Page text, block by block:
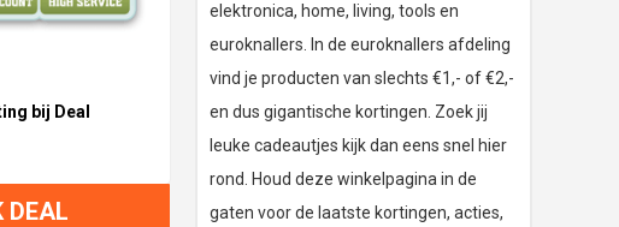
bij Deal
DEAL
elektronica, home, living, tools en
euroknallers. In de euroknallers afdeling
vind je producten van slechts €1,- of €2,-
en dus gigantische kortingen. Zoek jij
leuke cadeautjes kijk dan eens snel hier
rond. Houd deze winkelpagina in de
gaten voor de laatste kortingen, acties,